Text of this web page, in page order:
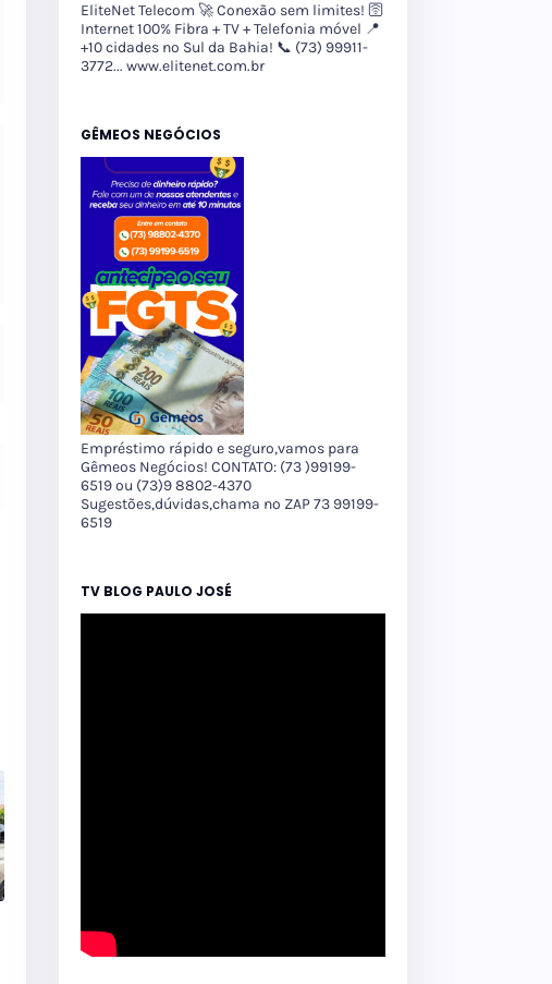
EliteNet Telecom 🚀 Conexão sem limites! 🛜
Internet 100% Fibra + TV + Telefonia móvel 📍
+10 cidades no Sul da Bahia! 📞 (73) 99911-
3772... www.elitenet.com.br
GÊMEOS NEGÓCIOS
Empréstimo rápido e seguro,vamos para
Gêmeos Negócios! CONTATO: (73 )99199-
6519 ou (73)9 8802-4370
Sugestões,dúvidas,chama no ZAP 73 99199-
6519
TV BLOG PAULO JOSÉ